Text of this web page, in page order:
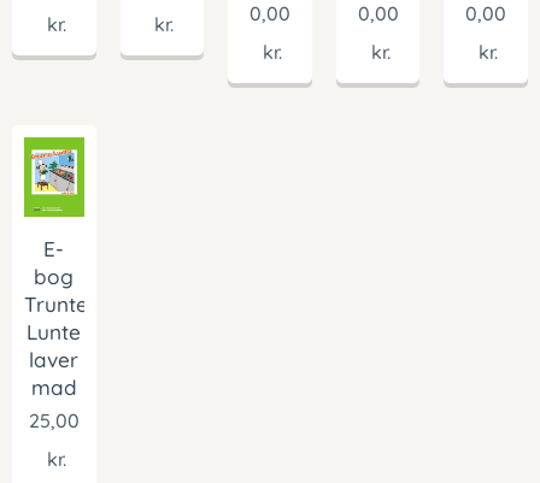
kr.
kr.
0,00
kr.
0,00
kr.
0,00
kr.
E-
bog
Trunte
Lunte
laver
mad
25,00
kr.